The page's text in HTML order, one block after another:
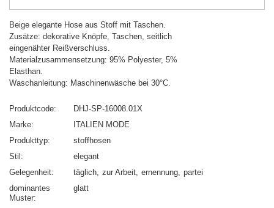
Beige elegante Hose aus Stoff mit Taschen.
Zusätze: dekorative Knöpfe, Taschen, seitlich
eingenähter Reißverschluss.
Materialzusammensetzung: 95% Polyester, 5%
Elasthan.
Waschanleitung: Maschinenwäsche bei 30°C.
Produktcode
DHJ-SP-16008.01X
Marke
ITALIEN MODE
Produkttyp
stoffhosen
Stil
elegant
Gelegenheit
täglich zur Arbeit ernennung partei
dominantes
Muster
glatt